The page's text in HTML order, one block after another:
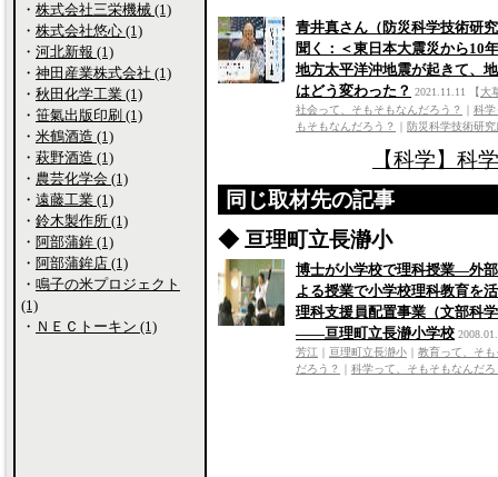
青井真さん（防災科学技術研
聞く：＜東日本大震災から10
地方太平洋沖地震が起きて、
はどう変わった？ 2021.11.11 【大
社会って、そもそもなんだろう？
科学
もそもなんだろう？
防災科学技術研究
【科学】科
同じ取材先の記事
◆ 亘理町立長瀞小
博士が小学校で理科授業―外
よる授業で小学校理科教育
理科支援員配置事業（文部科
――亘理町立長瀞小学校
芳江
亘理町立長瀞小
教育って、そ
だろう？
科学って、そもそもなんだろ
・ 株式会社三栄機械 (1)
・ 株式会社悠心 (1)
・ 河北新報 (1)
・ 神田産業株式会社 (1)
・ 秋田化学工業 (1)
・ 笹氣出版印刷 (1)
・ 米鶴酒造 (1)
・ 萩野酒造 (1)
・ 農芸化学会 (1)
・ 遠藤工業 (1)
・ 鈴木製作所 (1)
・ 阿部蒲鉾 (1)
・ 阿部蒲鉾店 (1)
・ 鳴子の米プロジェクト
(1)
・ ＮＥＣトーキン (1)